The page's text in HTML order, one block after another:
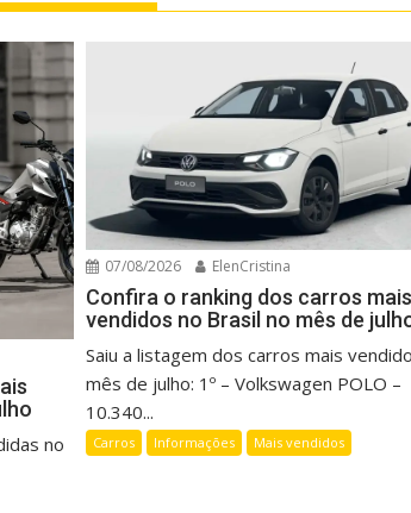
no
07/08/2026 ElenCristina
Confira o ranking dos carros mais
vendidos no Brasil no mês de
Saiu a listagem dos carros mais
mês de julho: 1º – Volkswagen POLO –
10.340...
Carros Informações Mais vendidos